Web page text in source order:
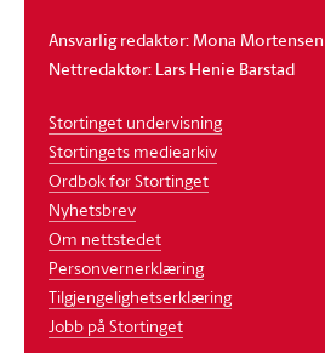
Ansvarlig redaktør: Mona
Nettredaktør: Lars Henie Barstad
Stortinget undervisning
Stortingets mediearkiv
Ordbok for Stortinget
Nyhetsbrev
Om nettstedet
Personvernerklæring
Tilgjengelighetserklæring
Jobb på Stortinget